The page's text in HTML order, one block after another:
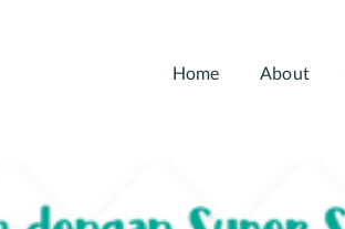
Home About